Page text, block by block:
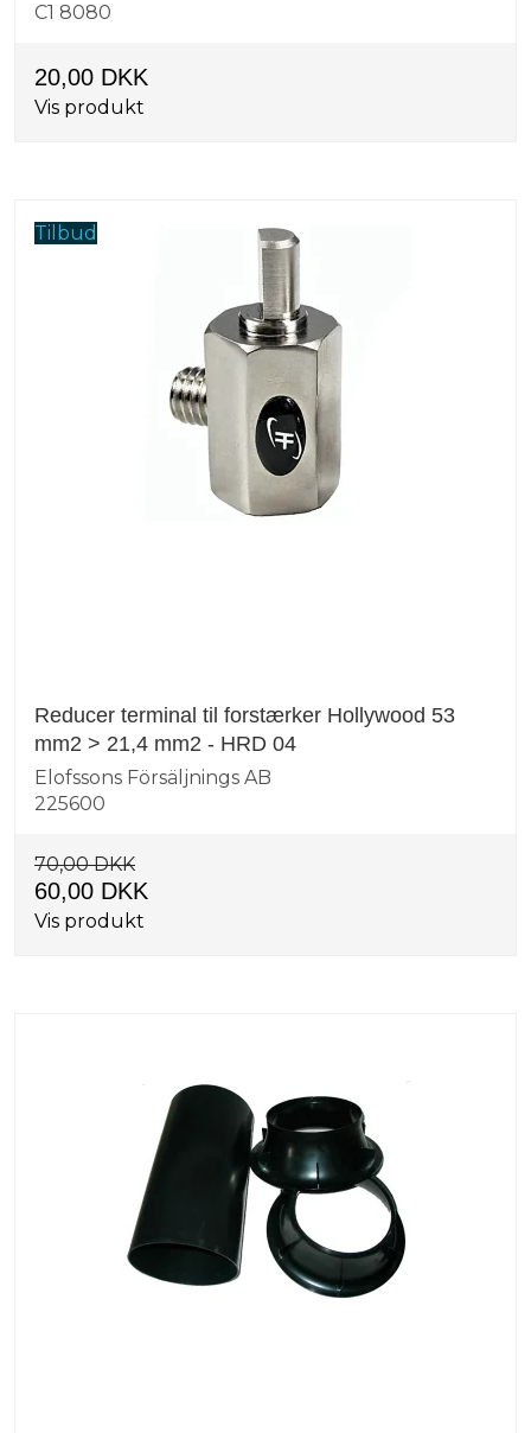
C1 8080
20,00 DKK
Vis produkt
Tilbud
Reducer terminal til forstærker Hollywood 53
mm2 > 21,4 mm2 - HRD 04
Elofssons Försäljnings AB
225600
70,00 DKK
60,00 DKK
Vis produkt